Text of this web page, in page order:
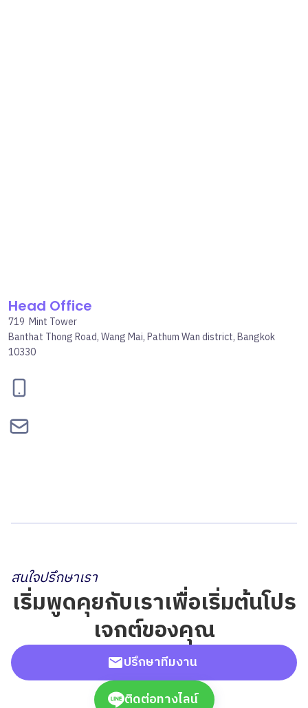
Head Office
719 Mint Tower
Banthat Thong Road, Wang Mai, Pathum Wan district, Bangkok
10330
สนใจปรึกษาเรา
เริ่มพูดคุยกับเราเพื่อเริ่มต้นโปร
เจกต์ของคุณ
ปรึกษาทีมงาน
ติดต่อทางไลน์